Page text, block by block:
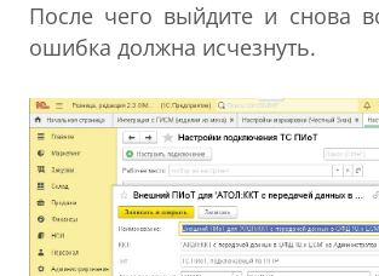
После чего выйдите и снова
ошибка должна исчезнуть.